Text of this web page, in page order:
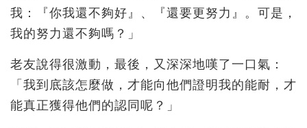
我：『你我還不夠好』、『還要更努力』。可是，
我的努力還不夠嗎？」
老友說得很激動，最後，又深深地嘆了一口氣：
「我到底該怎麼做，才能向他們證明我的能耐，才
能真正獲得他們的認同呢？」